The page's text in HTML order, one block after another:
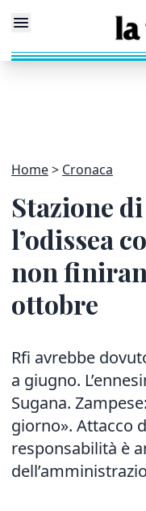
Home Cronaca
Stazione
l’odissea
non
ottobre
Rfi avrebbe
a giugno.
Sugana.
giorno». Attacco
responsabilità è